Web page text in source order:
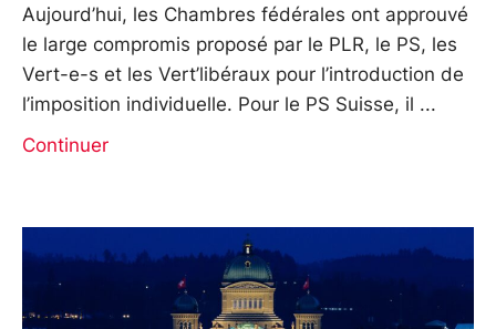
Aujourd’hui, les Chambres fédérales ont approuvé
le large compromis proposé par le PLR, le PS, les
Vert-e-s et les Vert’libéraux pour l’introduction de
l’imposition individuelle. Pour le PS Suisse, il
Continuer